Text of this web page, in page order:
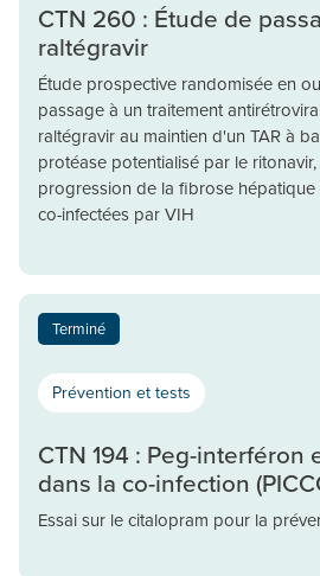
CTN 260 : Étude de
raltégravir
Étude prospective randomisée en
passage à un traitement
raltégravir au maintien d'un TAR à
protéase potentialisé par le
progression de la fibrose
co-infectées par VIH
Terminé
Prévention et tests
CTN 194 : Peg-interféron
dans la co-infection
Essai sur le citalopram pour la